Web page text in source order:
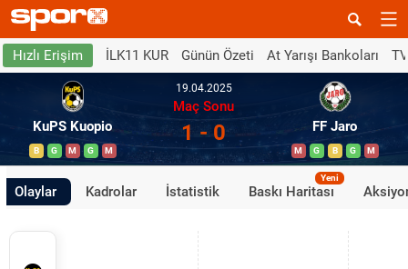
Hızlı Erişim İLK11 KUR Günün Özeti At Yarışı Bankoları
KuPS Kuopio
B G M G M
19.04.2025
Maç Sonu
1 - 0 FF Jaro
M G B G M
Olaylar Kadrolar İstatistik Baskı Haritası
Yeni